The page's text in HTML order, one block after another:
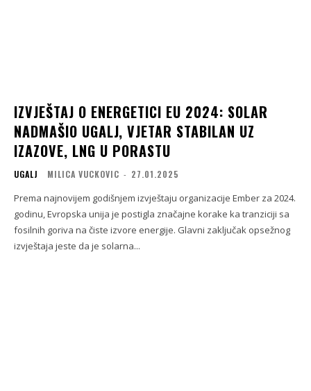
IZVJEŠTAJ O ENERGETICI EU 2024: SOLAR
NADMAŠIO UGALJ, VJETAR STABILAN UZ
IZAZOVE, LNG U PORASTU
UGALJ MILICA VUCKOVIC - 27.01.2025
Prema najnovijem godišnjem izvještaju organizacije Ember za 2024.
godinu, Evropska unija je postigla značajne korake ka tranziciji sa
fosilnih goriva na čiste izvore energije. Glavni zaključak opsežnog
izvještaja jeste da je solarna...